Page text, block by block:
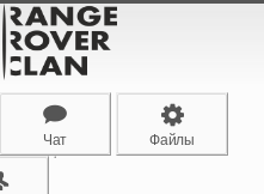
Чат Файлы